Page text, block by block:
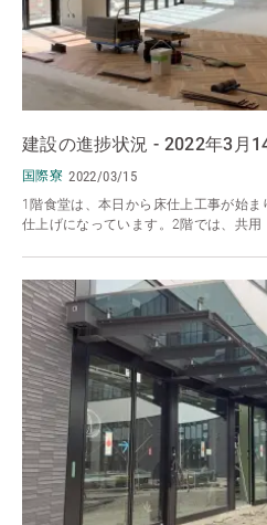
建設の進捗状況 - 2022年3月
国際寮 2022/03/15
1階食堂は、本日から床仕上工事が始
仕上げになっています。2階では、共用